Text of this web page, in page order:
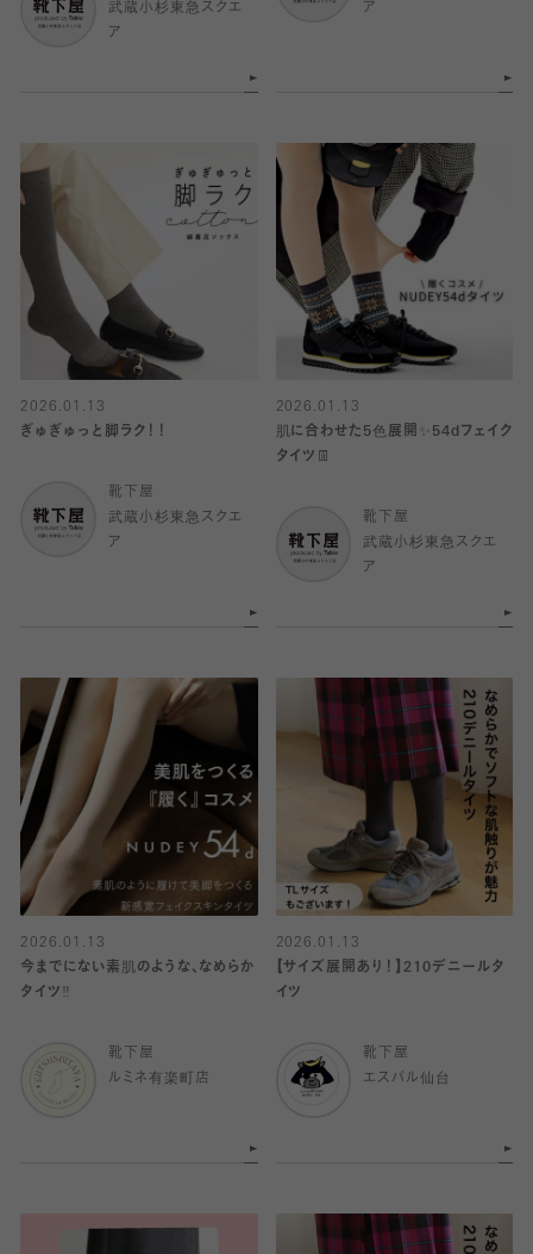
武蔵小杉東急スクエ
ア
ア
2026.01.13
ぎゅぎゅっと脚ラク！！
靴下屋
武蔵小杉東急スクエ
ア
2026.01.13
肌に合わせた5色展開✨54dフェイク
タイツ👖
靴下屋
武蔵小杉東急スクエ
ア
2026.01.13
今までにない素肌のような、なめらか
タイツ‼︎
靴下屋
ルミネ有楽町店
2026.01.13
【サイズ展開あり！】210デニールタ
イツ
靴下屋
エスパル仙台